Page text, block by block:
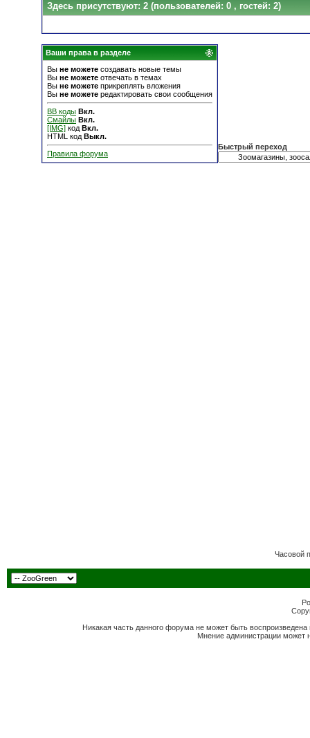
Здесь присутствуют: 2 (пользователей: 0 , гостей: 2)
Ваши права в разделе
Вы не можете создавать новые темы
Вы не можете отвечать в темах
Вы не можете прикреплять вложения
Вы не можете редактировать свои сообщения
BB коды Вкл.
Смайлы Вкл.
[IMG] код Вкл.
HTML код Выкл.
Правила форума
Быстрый переход
Часовой
Никакая часть данного форума не может быть
Мнение администрации может